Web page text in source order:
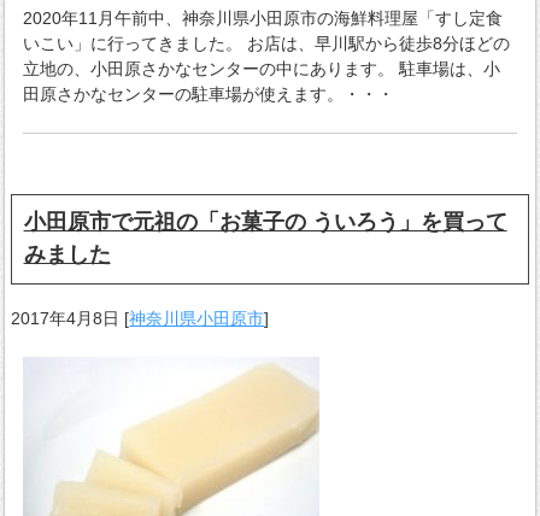
2020年11月午前中、神奈川県小田原市の海鮮料理屋「すし定食
いこい」に行ってきました。 お店は、早川駅から徒歩8分ほどの
立地の、小田原さかなセンターの中にあります。 駐車場は、小
田原さかなセンターの駐車場が使えます。・・・
小田原市で元祖の「お菓子の ういろう」を買って
みました
2017年4月8日 [神奈川県小田原市]